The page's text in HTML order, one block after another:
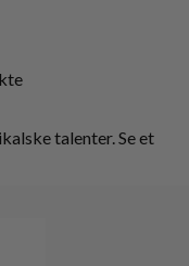
talenter. Se et